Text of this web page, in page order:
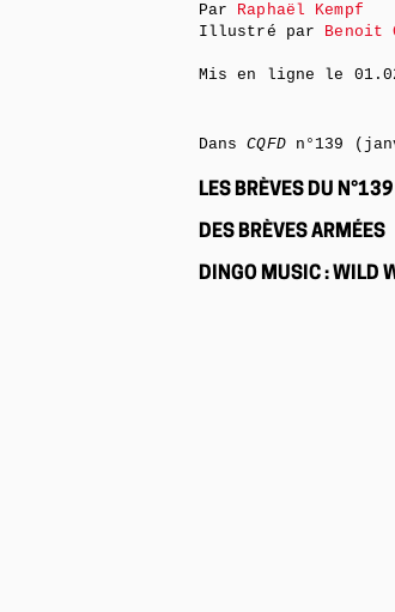
Par Raphaël Kempf
Illustré par Benoit
Mis en ligne le
DansCQFDn°139
LES BRÈVES DU N°139
DES BRÈVES ARMÉES
DINGO MUSIC : WILD